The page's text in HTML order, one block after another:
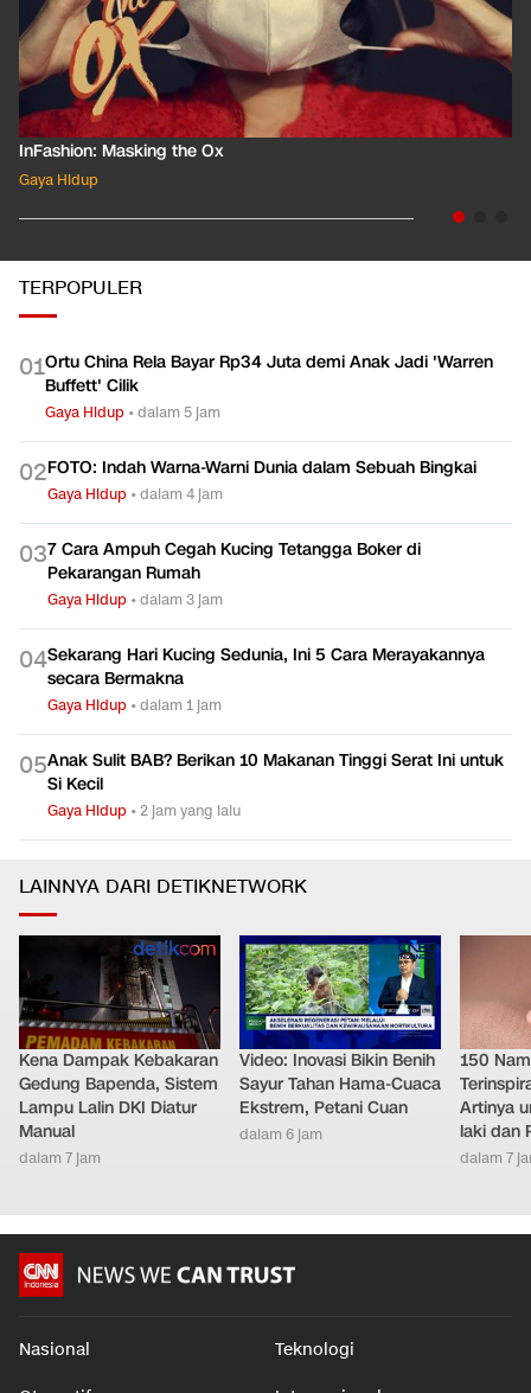
InFashion: Masking the Ox
Gaya Hidup
TERPOPULER
01Ortu China Rela Bayar Rp34 Juta demi Anak Jadi 'Warren
Buffett' Cilik
Gaya Hidup •dalam 5 jam
02FOTO: Indah Warna-Warni Dunia dalam Sebuah Bingkai
Gaya Hidup •dalam 4 jam
037 Cara Ampuh Cegah Kucing Tetangga Boker di
Pekarangan Rumah
Gaya Hidup •dalam 3 jam
04Sekarang Hari Kucing Sedunia, Ini 5 Cara Merayakannya
secara Bermakna
Gaya Hidup •dalam 1 jam
05Anak Sulit BAB? Berikan 10 Makanan Tinggi Serat Ini untuk
Si Kecil
Gaya Hidup •2 jam yang lalu
LAINNYA DARI DETIKNETWORK
Kena Dampak Kebakaran
Gedung Bapenda, Sistem
Lampu Lalin DKI Diatur
Manual
dalam 7 jam
Video: Inovasi Bikin Benih
Sayur Tahan Hama-Cuaca
Ekstrem, Petani Cuan
dalam 6 jam
150
Artinya
laki dan
dalam 7
Nasional Teknologi